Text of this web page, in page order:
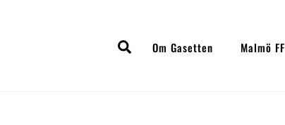
SearchOm Gasetten Malmö FF